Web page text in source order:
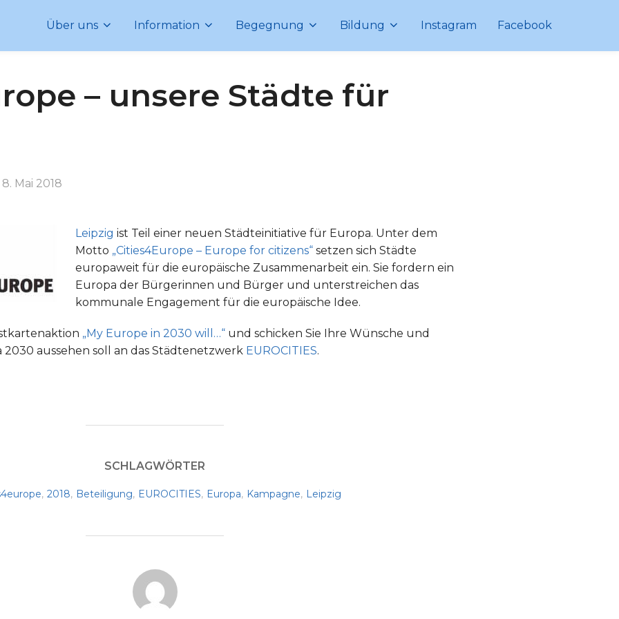
Über uns Information Begegnung Bildung Instagram Facebook
– unsere Städte für
Veröffentlicht
8. Mai 2018
Leipzig ist Teil einer neuen Städteinitiative für Europa. Unter dem
Motto „Cities4Europe – Europe for citizens“ setzen sich Städte
europaweit für die europäische Zusammenarbeit ein. Sie fordern ein
Europa der Bürgerinnen und Bürger und unterstreichen das
kommunale Engagement für die europäische Idee.
„My Europe in 2030 will…“ und schicken Sie Ihre Wünsche und
aussehen soll an das Städtenetzwerk EUROCITIES.
SCHLAGWÖRTER
, 2018, Beteiligung, EUROCITIES, Europa, Kampagne, Leipzig
BEITRAGSAUTOR